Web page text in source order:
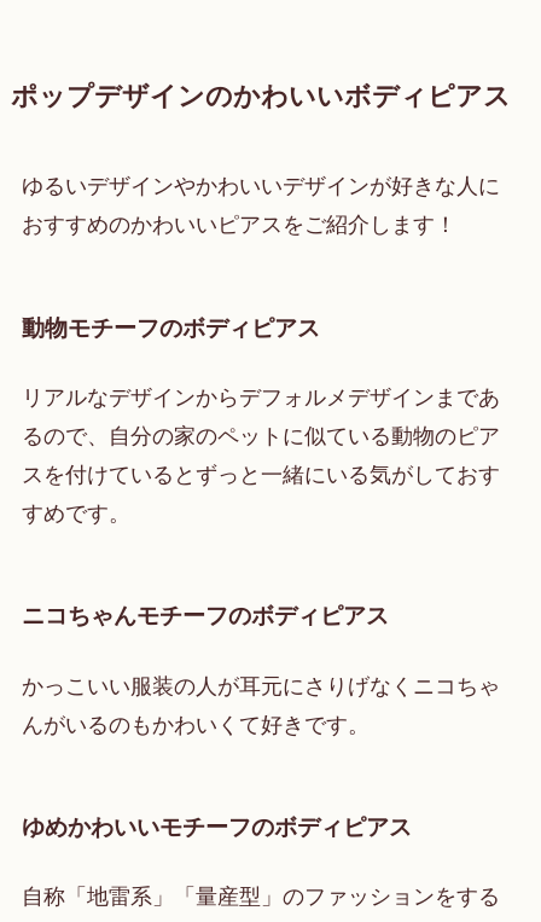
ポップデザインのかわいいボディピアス
ゆるいデザインやかわいいデザインが好きな人に
おすすめのかわいいピアスをご紹介します！
動物モチーフのボディピアス
リアルなデザインからデフォルメデザインまであ
るので、自分の家のペットに似ている動物のピア
スを付けているとずっと一緒にいる気がしておす
すめです。
ニコちゃんモチーフのボディピアス
かっこいい服装の人が耳元にさりげなくニコちゃ
んがいるのもかわいくて好きです。
ゆめかわいいモチーフのボディピアス
自称「地雷系」「量産型」のファッションをする